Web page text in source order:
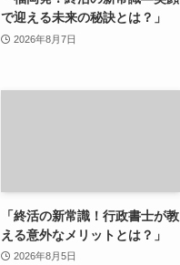
で迎える未来の秘訣とは？」
2026年8月7日
「終活の新常識！行政書士が教
える意外なメリットとは？」
2026年8月5日